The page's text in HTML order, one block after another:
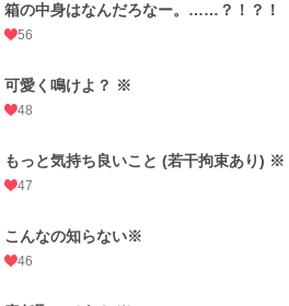
箱の中身はなんだろなー。……？！？！
56
可愛く鳴けよ？ ※
48
もっと気持ち良いこと (若干拘束あり) ※
47
こんなの知らない※
46